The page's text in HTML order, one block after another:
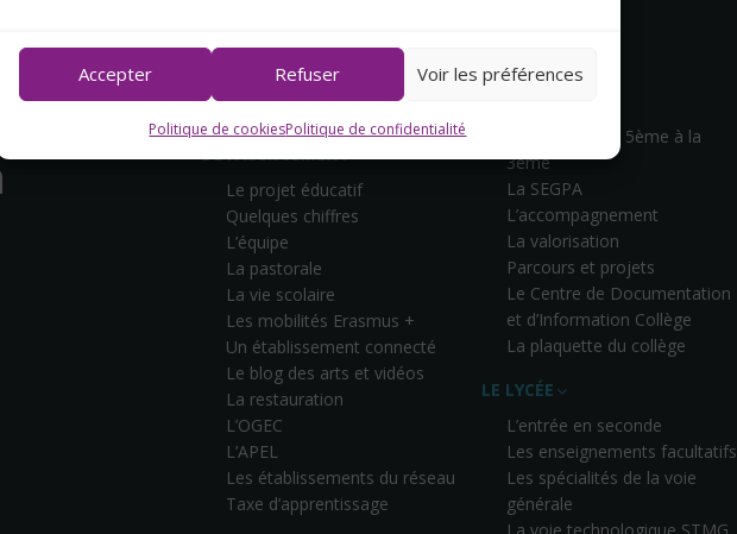
Accepter Refuser Voir les préférences
Politique de cookiesPolitique de confidentialité
L’ÉTABLISSEMENT
Le projet éducatif
Quelques chiffres
L’équipe
La pastorale
La vie scolaire
Les mobilités Erasmus +
Un établissement connecté
Le blog des arts et vidéos
La restauration
L’OGEC
L’APEL
Les établissements du réseau
Taxe d’apprentissage
Cycle 4 – De la 5ème à la
3ème
La SEGPA
L’accompagnement
La valorisation
Parcours et projets
Le Centre de Documentation
et d’Information Collège
La plaquette du collège
LE LYCÉE
L’entrée en seconde
Les enseignements facultatifs
Les spécialités de la voie
générale